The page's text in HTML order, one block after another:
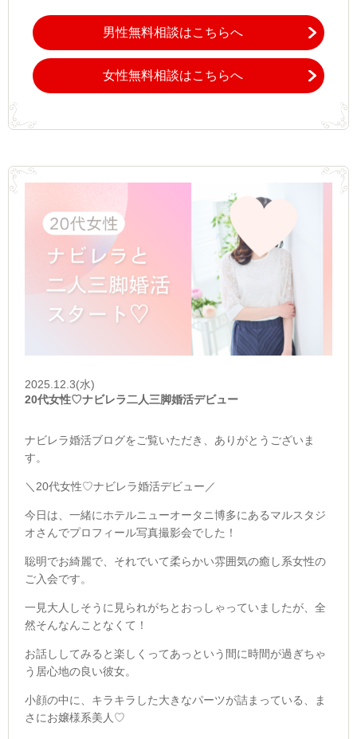
男性無料相談はこちらへ
女性無料相談はこちらへ
2025.12.3(水)
20代女性♡ナビレラ二人三脚婚活デビュー
ナビレラ婚活ブログをご覧いただき、ありがとうございま
す。
＼20代女性♡ナビレラ婚活デビュー／
今日は、一緒にホテルニューオータニ博多にあるマルスタジ
オさんでプロフィール写真撮影会でした！
聡明でお綺麗で、それでいて柔らかい雰囲気の癒し系女性の
ご入会です。
一見大人しそうに見られがちとおっしゃっていましたが、全
然そんなんことなくて！
お話ししてみると楽しくってあっという間に時間が過ぎちゃ
う居心地の良い彼女。
小顔の中に、キラキラした大きなパーツが詰まっている、ま
さにお嬢様系美人♡